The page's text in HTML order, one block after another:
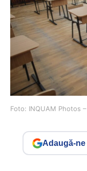
Foto: INQUAM Photos
Adaugă-